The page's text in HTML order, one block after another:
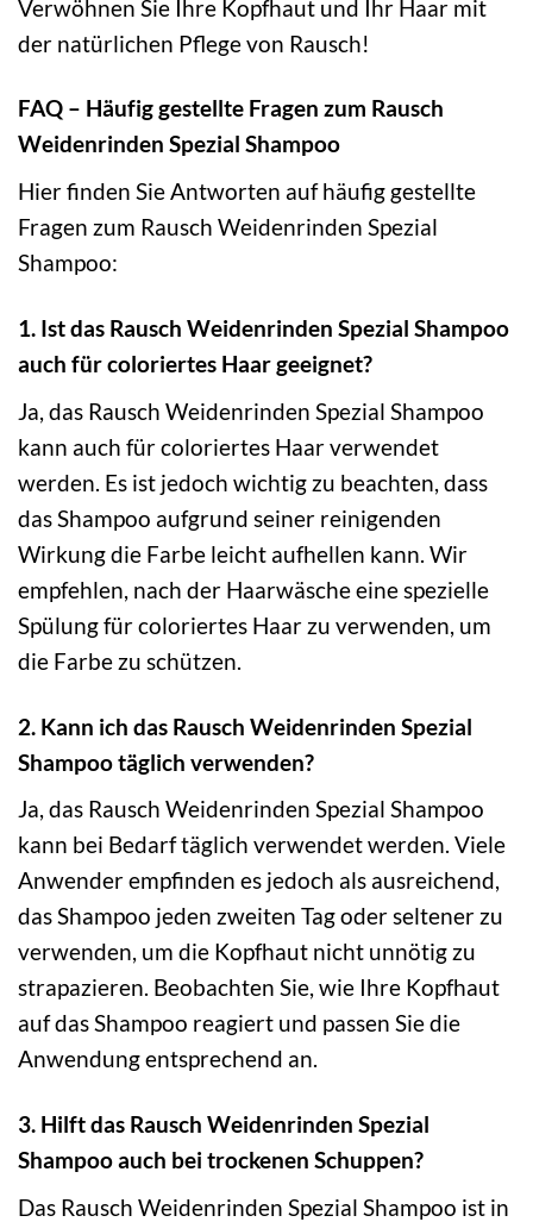
Verwöhnen Sie Ihre Kopfhaut und Ihr Haar mit
der natürlichen Pflege von Rausch!
FAQ – Häufig gestellte Fragen zum Rausch
Weidenrinden Spezial Shampoo
Hier finden Sie Antworten auf häufig gestellte
Fragen zum Rausch Weidenrinden Spezial
Shampoo:
1. Ist das Rausch Weidenrinden Spezial Shampoo
auch für coloriertes Haar geeignet?
Ja, das Rausch Weidenrinden Spezial Shampoo
kann auch für coloriertes Haar verwendet
werden. Es ist jedoch wichtig zu beachten, dass
das Shampoo aufgrund seiner reinigenden
Wirkung die Farbe leicht aufhellen kann. Wir
empfehlen, nach der Haarwäsche eine spezielle
Spülung für coloriertes Haar zu verwenden, um
die Farbe zu schützen.
2. Kann ich das Rausch Weidenrinden Spezial
Shampoo täglich verwenden?
Ja, das Rausch Weidenrinden Spezial Shampoo
kann bei Bedarf täglich verwendet werden. Viele
Anwender empfinden es jedoch als ausreichend,
das Shampoo jeden zweiten Tag oder seltener zu
verwenden, um die Kopfhaut nicht unnötig zu
strapazieren. Beobachten Sie, wie Ihre Kopfhaut
auf das Shampoo reagiert und passen Sie die
Anwendung entsprechend an.
3. Hilft das Rausch Weidenrinden Spezial
Shampoo auch bei trockenen Schuppen?
Das Rausch Weidenrinden Spezial Shampoo ist in